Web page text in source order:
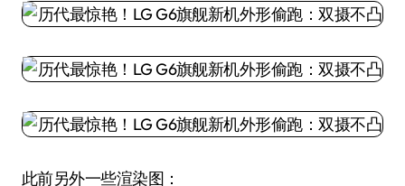
此前另外一些渲染图：